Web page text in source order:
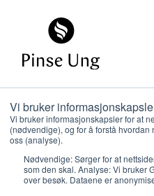
Vi bruker
Vi bruker informasjonskapsler for at
(nødvendige), og for å forstå
oss (analyse).
Nødvendige: Sørger for at
som den skal. Analyse: Vi bruker
over besøk. Dataene er
Jesus
livslang
Led18